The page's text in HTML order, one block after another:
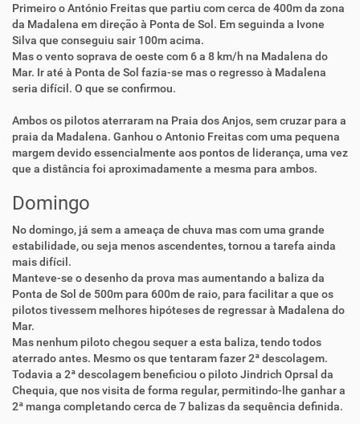
Primeiro o António Freitas que partiu com cerca de 400m da zona
da Madalena em direção à Ponta de Sol. Em seguinda a Ivone
Silva que conseguiu sair 100m acima.
Mas o vento soprava de oeste com 6 a 8 km/h na Madalena do
Mar. Ir até à Ponta de Sol fazia-se mas o regresso à Madalena
seria difícil. O que se confirmou.
Ambos os pilotos aterraram na Praia dos Anjos, sem cruzar para a
praia da Madalena. Ganhou o Antonio Freitas com uma pequena
margem devido essencialmente aos pontos de liderança, uma vez
que a distância foi aproximadamente a mesma para ambos.
Domingo
No domingo, já sem a ameaça de chuva mas com uma grande
estabilidade, ou seja menos ascendentes, tornou a tarefa ainda
mais difícil.
Manteve-se o desenho da prova mas aumentando a baliza da
Ponta de Sol de 500m para 600m de raio, para facilitar a que os
pilotos tivessem melhores hipóteses de regressar à Madalena do
Mar.
Mas nenhum piloto chegou sequer a esta baliza, tendo todos
aterrado antes. Mesmo os que tentaram fazer 2ª descolagem.
Todavia a 2ª descolagem beneficiou o piloto Jindrich Oprsal da
Chequia, que nos visita de forma regular, permitindo-lhe ganhar a
2ª manga completando cerca de 7 balizas da sequência definida.